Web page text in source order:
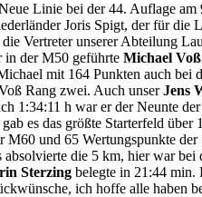
Linie bei der 44. Auflage
Joris Spigt, der für
Vertreter unserer Abteilung
in der M50 geführteMichael Voß
mit 164 Punkten auch
Rang zwei. Auch unserJens
1:34:11 h war er der Neunte
es das größte Starterfeld
M60 und 65 Wertungspunkte
die 5 km, hier war bei
Sterzing belegte in 21:44
ich hoffe alle haben